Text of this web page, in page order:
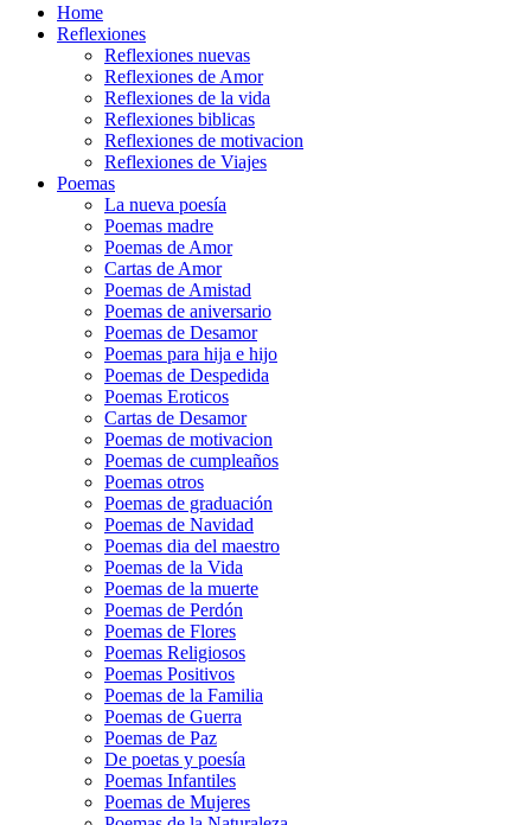
Home
Reflexiones
Reflexiones nuevas
Reflexiones de Amor
Reflexiones de la vida
Reflexiones biblicas
Reflexiones de motivacion
Reflexiones de Viajes
Poemas
La nueva poesía
Poemas madre
Poemas de Amor
Cartas de Amor
Poemas de Amistad
Poemas de aniversario
Poemas de Desamor
Poemas para hija e hijo
Poemas de Despedida
Poemas Eroticos
Cartas de Desamor
Poemas de motivacion
Poemas de cumpleaños
Poemas otros
Poemas de graduación
Poemas de Navidad
Poemas dia del maestro
Poemas de la Vida
Poemas de la muerte
Poemas de Perdón
Poemas de Flores
Poemas Religiosos
Poemas Positivos
Poemas de la Familia
Poemas de Guerra
Poemas de Paz
De poetas y poesía
Poemas Infantiles
Poemas de Mujeres